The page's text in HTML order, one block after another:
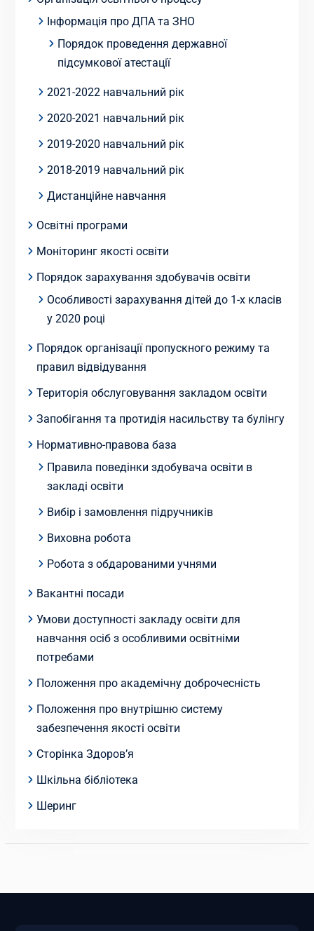
Інформація про ДПА та ЗНО
Порядок проведення державної
підсумкової атестації
2021-2022 навчальний рік
2020-2021 навчальний рік
2019-2020 навчальний рік
2018-2019 навчальний рік
Дистанційне навчання
Освітні програми
Моніторинг якості освіти
Порядок зарахування здобувачів освіти
Особливості зарахування дітей до 1-х класів
у 2020 році
Порядок організації пропускного режиму та
правил відвідування
Територія обслуговування закладом освіти
Запобігання та протидія насильству та булінгу
Нормативно-правова база
Правила поведінки здобувача освіти в
закладі освіти
Вибір і замовлення підручників
Виховна робота
Робота з обдарованими учнями
Вакантні посади
Умови доступності закладу освіти для
навчання осіб з особливими освітніми
потребами
Положення про академічну доброчесність
Положення про внутрішню систему
забезпечення якості освіти
Сторінка Здоров’я
Шкільна бібліотека
Шеринг